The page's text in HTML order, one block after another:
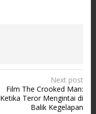
Next post
Film The Crooked Man:
Ketika Teror Mengintai di
Balik Kegelapan